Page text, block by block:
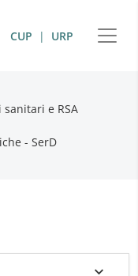
CUP | URP
e RSA
- SerD